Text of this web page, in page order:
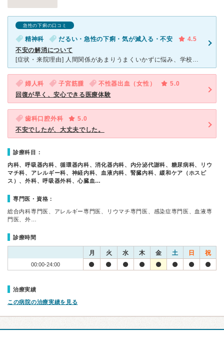
急性の下痢の口コミ
精神科 だるい・急性の下痢・気が滅入る・不安
4.5
不安の解消について
[症状・来院理由] 人間関係があまりうまくいかずに悩み、学校を休みがちであったために先生に相談をしに行った [医師の診断・治療法] 特に問題はない。 思い込みが激しかったり、深く考えすぎてしま
婦人科 子宮筋腫 不性器出血（女性）
5.0
回復が早く、安心できる医療体験
歯科口腔外科
5.0
不安でしたが、大丈夫でした。
診療科目：
内科、呼吸器内科、循環器内科、消化器内科、内分泌代謝科、糖尿病科、リウ
マチ科、アレルギー科、神経内科、血液内科、腎臓内科、緩和ケア（ホスピ
ス）、外科、呼吸器外科、心臓血…
専門医・資格：
総合内科専門医、アレルギー専門医、リウマチ専門医、感染症専門医、血液専
門医、外…
診療時間
月 火 水 木 金 土 日 祝
00:00-24:00
治療実績
この病院の治療実績を見る